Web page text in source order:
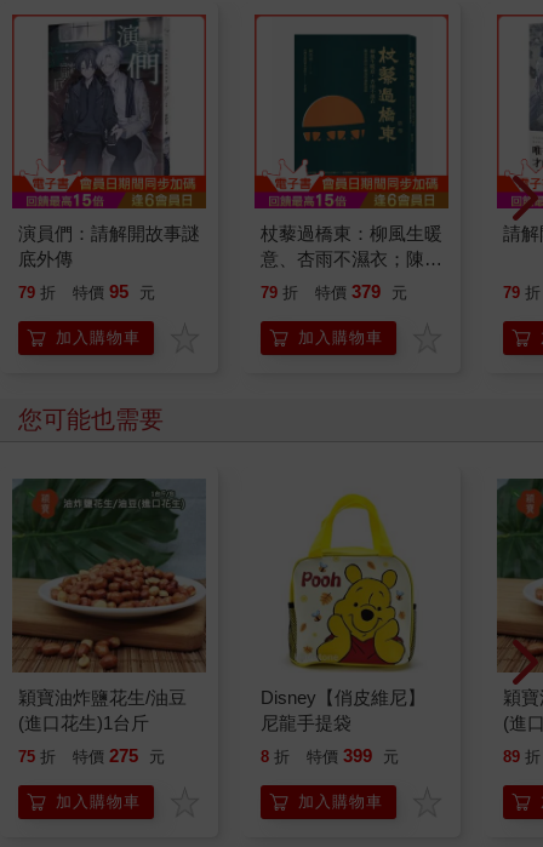
演員們：請解開故事謎
底外傳
79 折 特價 95 元
加入購物車
杖藜過橋東：柳風生暖
意、杏雨不濕衣；陳亮
恭談以心轉境的適齡漫
79 折 特價 379 元
加入購物車
請解
79 折
您可能也需要
穎寶油炸鹽花生/油豆
(進口花生)1台斤
75 折 特價 275 元
加入購物車
Disney【俏皮維尼】
尼龍手提袋
8 折 特價 399 元
加入購物車
穎
(進
89 折